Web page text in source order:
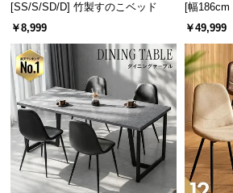
抜群の耐水性で水を零しても安
耐水性に優れた天板はお水を零して
サッと拭き取ることができるので
[SS/S/SD/D] 竹製すのこベッド
￥8,999
[幅
人掛けソ
￥49,999